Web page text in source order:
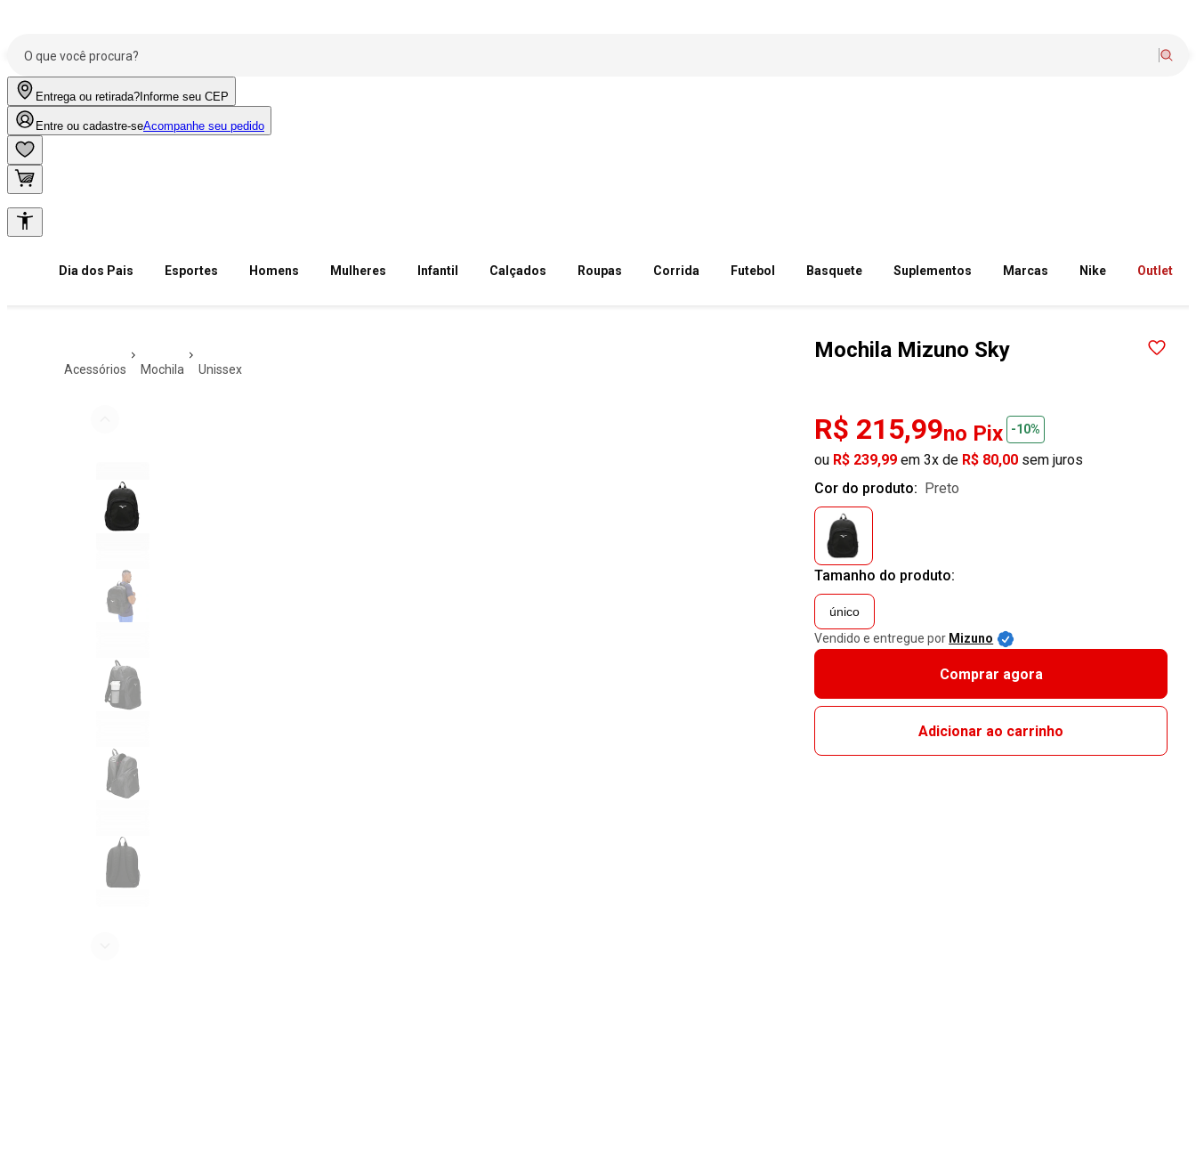
Entrega ou retirada? Informe seu CEP
Entre ou cadastre-seAcompanhe seu pedido
Dia dos Pais Esportes Homens Mulheres Infantil Calçados Roupas Corrida Futebol Basquete Suplementos Marcas Nike Outlet
acessórios mochila unissex
Mochila Mizuno Sky
R$ 215,99no Pix -10%
ou R$ 239,99 em 3x de R$ 80,00 sem juros
Cor do produto:
preto
Tamanho do produto:
único
Vendido e entregue por Mizuno
Comprar agora
Adicionar ao carrinho